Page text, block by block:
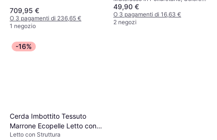
709,95 €
O 3 pagamenti di 236,65 €
1 negozio
Bianco, Materiale: Poliestere,
Spessore Materasso: 11 cm
49,90 €
O 3 pagamenti di 16,63 €
2 negozi
-16%
Cerda Imbottito Tessuto
Marrone Ecopelle Letto con
Struttura
Letto con Struttura